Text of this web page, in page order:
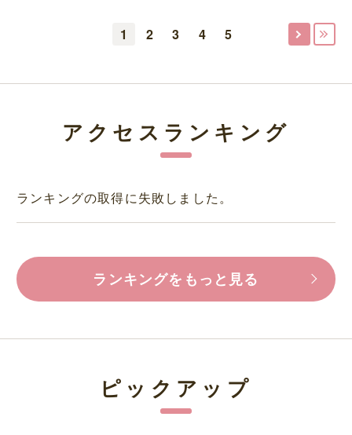
1 2 3 4 5
アクセスランキング
ランキングの取得に失敗しました。
ランキングをもっと見る
ピックアップ